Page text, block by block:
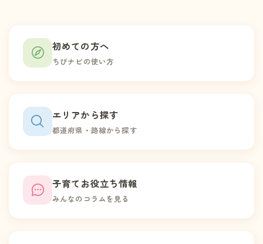
初めての方へ
ちびナビの使い方
エリアから探す
都道府県・路線から探す
子育てお役立ち情報
みんなのコラムを見る